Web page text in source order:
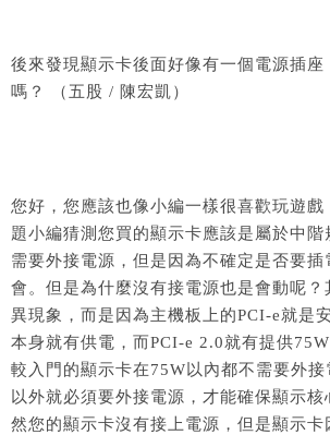
後來發現顯示卡後面好像有一個電源插座
嗎？ （五股 / 陳宏凱）
您好，您應該也像小編一樣很喜歡玩遊戲
題小編猜測您買的顯示卡應該是屬於中階
需要外接電源，但是因為不確定是否要插
會。但是為什麼沒有接電源也是會動呢？
異現象，而是因為主機板上的PCI-e就是
本身就有供電，而PCI-e 2.0就有提供
較入門的顯示卡在75W以內都不需要外
以外就必須要外接電源，才能確保顯示
然您的顯示卡沒有接上電源，但是顯示卡